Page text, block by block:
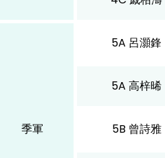
季軍
5A 呂灝鋒
5A 高梓晞
5B 曾詩雅